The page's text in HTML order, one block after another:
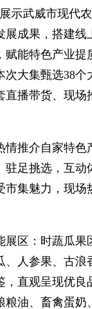
示武威市现代
展成果，搭建线
赋能特色产业提
次大集甄选38个
直播带货、现场
推介自家特色
驻足挑选，互动
市集魅力，现场
区：时蔬瓜果
、人参果、古浪
，直观呈现优良
粮油、畜禽蛋奶